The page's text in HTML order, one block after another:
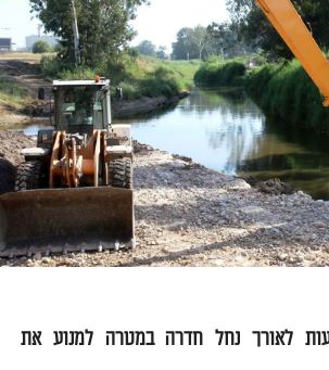
לאורך נחל חדרה במטרה למנוע את